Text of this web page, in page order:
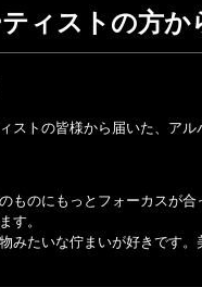
ィストの方
ストの皆様から届いた、ア
ものにもっとフォーカスが
す。
みたいな佇まいが好きです